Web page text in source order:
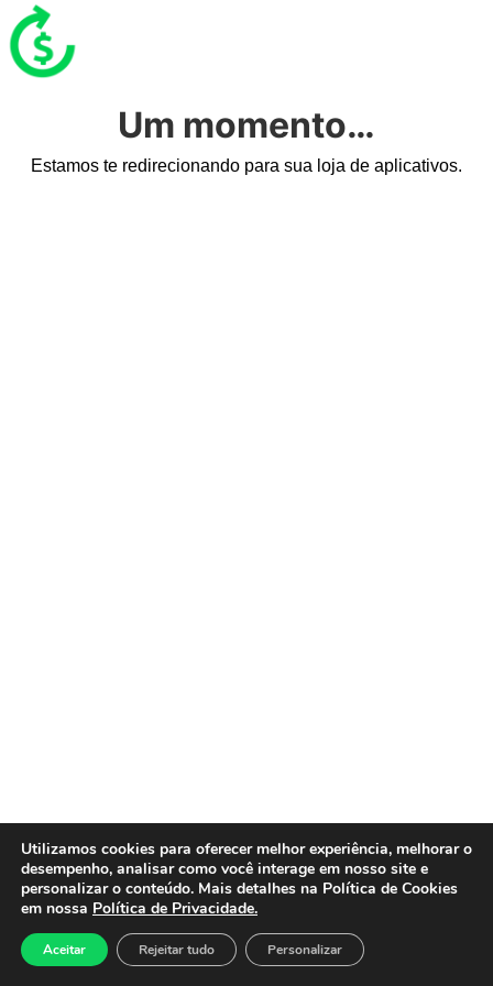
Um momento…
Estamos te redirecionando para sua loja de aplicativos.
Utilizamos cookies para oferecer melhor experiência, melhorar o
desempenho, analisar como você interage em nosso site e
personalizar o conteúdo. Mais detalhes na Política de Cookies
em nossa Política de Privacidade.
Aceitar Rejeitar tudo Personalizar